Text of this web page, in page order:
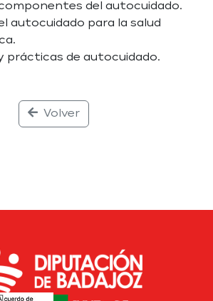
del autocuidado.
autocuidado para la salud
prácticas de autocuidado.
Volver